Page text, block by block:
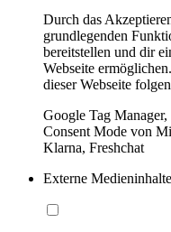
Durch das
grundlegenden
bereitstellen und dir
Webseite
dieser Webseite
Google Tag
Consent Mode von
Klarna, Freshchat
Externe Medieninhalte